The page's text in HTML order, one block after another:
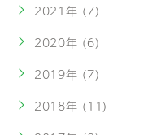
2021年 (7)
2020年 (6)
2019年 (7)
2018年 (11)